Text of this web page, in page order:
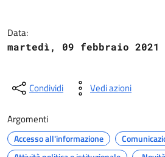
Data:
martedì, 09 febbraio 2021
Condividi Vedi azioni
Argomenti
Accesso all'informazione